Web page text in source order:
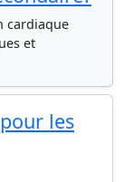
cardiaque
et
les